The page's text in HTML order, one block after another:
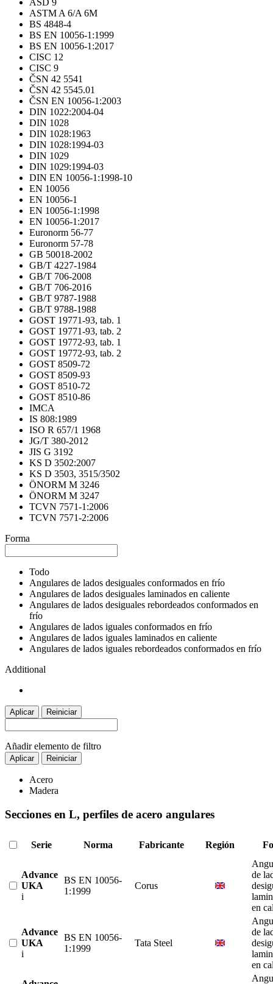
ASD 9
ASTM A 6/A 6M
BS 4848-4
BS EN 10056-1:1999
BS EN 10056-1:2017
CISC 12
CISC 9
ČSN 42 5541
ČSN 42 5545.01
ČSN EN 10056-1:2003
DIN 1022:2004-04
DIN 1028
DIN 1028:1963
DIN 1028:1994-03
DIN 1029
DIN 1029:1994-03
DIN EN 10056-1:1998-10
EN 10056
EN 10056-1
EN 10056-1:1998
EN 10056-1:2017
Euronorm 56-77
Euronorm 57-78
GB 50018-2002
GB/T 4227-1984
GB/T 706-2008
GB/T 706-2016
GB/T 9787-1988
GB/T 9788-1988
GOST 19771-93, tab. 1
GOST 19771-93, tab. 2
GOST 19772-93, tab. 1
GOST 19772-93, tab. 2
GOST 8509-72
GOST 8509-93
GOST 8510-72
GOST 8510-86
IMCA
IS 808:1989
ISO R 657/1 1968
JG/T 380-2012
JIS G 3192
KS D 3502:2007
KS D 3503, 3515/3502
ÖNORM M 3246
ÖNORM M 3247
TCVN 7571-1:2006
TCVN 7571-2:2006
Forma
Todo
Angulares de lados desiguales conformados en frío
Angulares de lados desiguales laminados en caliente
Angulares de lados desiguales rebordeados conformados en
frío
Angulares de lados iguales conformados en frío
Angulares de lados iguales laminados en caliente
Angulares de lados iguales rebordeados conformados en frío
Additional
Aplicar Reiniciar
Añadir elemento de filtro
Aplicar Reiniciar
Acero
Madera
Secciones en L, perfiles de acero angulares
Serie Norma Fabricante Región
Advance
UKA
i
BS EN 10056-
1:1999
Corus
de
en
Advance
UKA
i
BS EN 10056-
1:1999
Tata Steel
de
en